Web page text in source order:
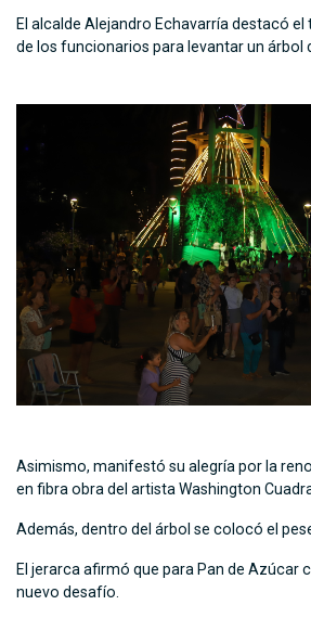
El alcalde Alejandro Echavarría destacó
de los funcionarios para levantar un árbol
Asimismo, manifestó su alegría por la
en fibra obra del artista Washington
Además, dentro del árbol se colocó el
El jerarca afirmó que para Pan de Azúcar
nuevo desafío.